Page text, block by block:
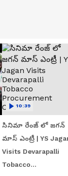
సినిమా రేంజ్ లో జగన్‌
మాస్ ఎంట్రీ | YS
Visits Devarapalli
Tobacco
10:39